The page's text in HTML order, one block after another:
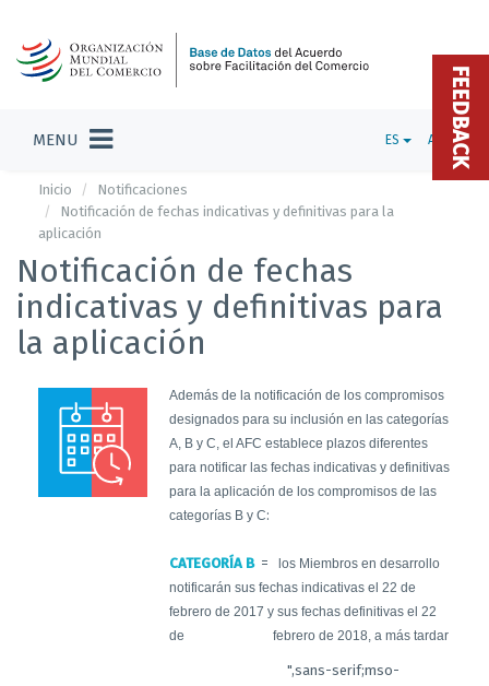
MENU ES ADMIN
Inicio
Notificaciones
Notificación de fechas indicativas y definitivas para la
aplicación
Notificación de fechas
indicativas y definitivas para
la aplicación
Además de la notificación de los compromisos
designados para su inclusión en las categorías
A, B y C, el AFC establece plazos diferentes
para notificar las fechas indicativas y definitivas
para la aplicación de los compromisos de las
categorías B y C:
CATEGORÍA B=
los Miembros en desarrollo
notificarán sus fechas indicativas el 22 de
febrero de 2017 y sus fechas definitivas el 22
de febrero de 2018, a más tardar
",sans-serif;mso-
FEEDBACK